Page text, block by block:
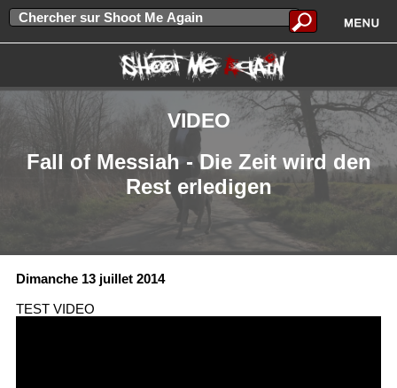
VIDEO
Fall of Messiah - Die Zeit wird den
Rest erledigen
Dimanche 13 juillet 2014
TEST VIDEO